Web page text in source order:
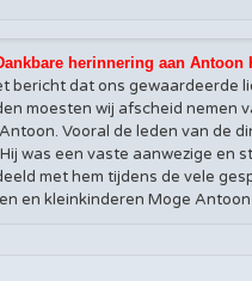
herinnering aan
bericht dat ons gewaardeerde
moesten wij afscheid nemen
Vooral de leden van de
was een vaste aanwezige en
met hem tijdens de vele
en kleinkinderen Moge